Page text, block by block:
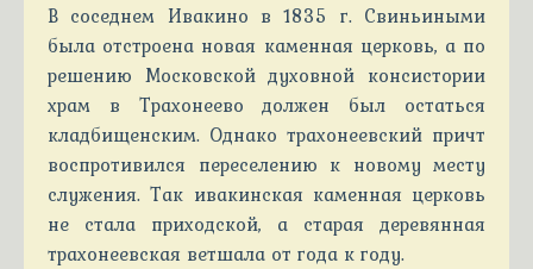
В соседнем Ивакино в 1835 г. Свиньиными
была отстроена новая каменная церковь, а по
решению Московской духовной консистории
храм в Трахонеево должен был остаться
кладбищенским. Однако трахонеевский причт
воспротивился переселению к новому месту
служения. Так ивакинская каменная церковь
не стала приходской, а старая деревянная
трахонеевская ветшала от года к году.